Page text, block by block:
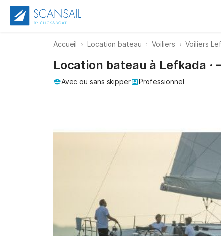
Accueil Location bateau Voiliers Voiliers
Location bateau à Lefkada ·
Avec ou sans skipper Professionnel